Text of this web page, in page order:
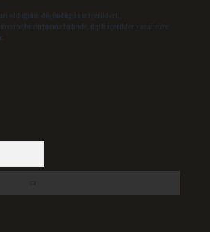
olduğunu düşündüğünüz içerikleri,
bildirmeniz halinde, ilgili içerikler yasal süre